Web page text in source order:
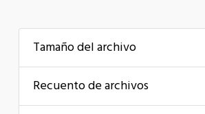
Tamaño del archivo
Recuento de archivos